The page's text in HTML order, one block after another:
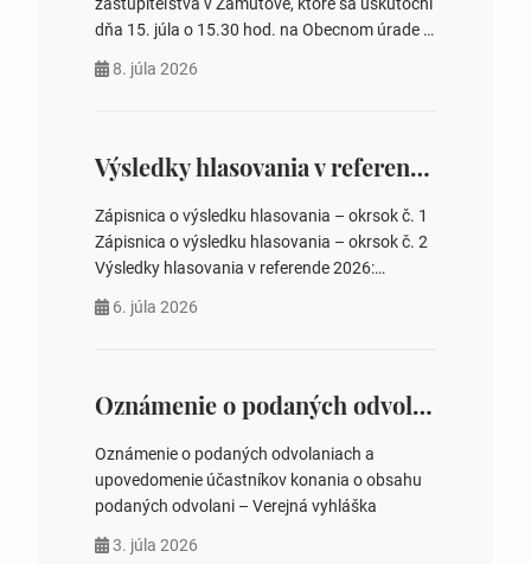
dňa 15. júla o 15.30 hod. na Obecnom úrade v
rokovania 2. Schválenie návrhovej komisie a
zastupiteľstiev, počtu poslancov obecných
zastupiteľstiev v nich 4. Schválenie odpredaja
obecného pozemku –…
8. júla 2026
Výsledky hlasovania v referende 2026
Zápisnica o výsledku hlasovania – okrsok č. 1
Zápisnica o výsledku hlasovania – okrsok č. 2
Výsledky hlasovania v referende 2026:
na hlasovaní https://www.volbysr.sk/…
6. júla 2026
Oznámenie o podaných odvolaniach a upovedomenie účastníkov konania o obsahu podaných odvolani – Verejná vyhláška
Oznámenie o podaných odvolaniach a
upovedomenie účastníkov konania o obsahu
podaných odvolani – Verejná vyhláška
3. júla 2026